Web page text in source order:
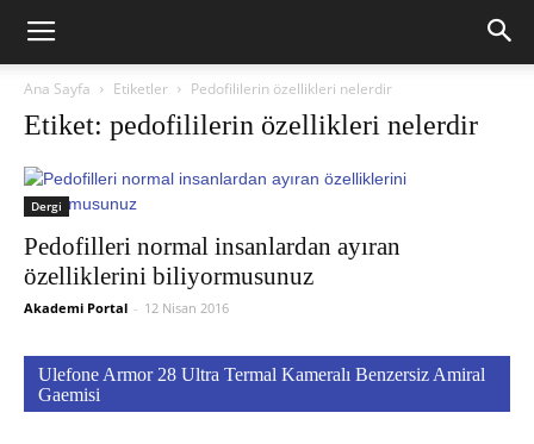
Ana Sayfa Etiketler Pedofililerin özellikleri nelerdir
Etiket: pedofililerin özellikleri nelerdir
Dergi
Pedofilleri normal insanlardan ayıran
özelliklerini biliyormusunuz
Akademi Portal - 12 Nisan 2016
Ulefone Armor 28 Ultra Termal Kameralı Benzersiz Amiral
Gaemisi